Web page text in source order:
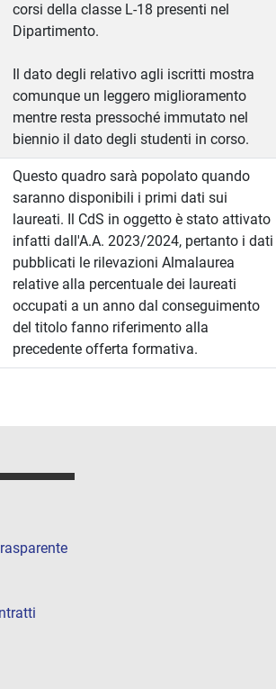
corsi della classe L-18 presenti nel
Dipartimento.
Il dato degli relativo agli iscritti mostra
comunque un leggero miglioramento
mentre resta pressoché immutato nel
biennio il dato degli studenti in corso.
Questo quadro sarà popolato quando
saranno disponibili i primi dati sui
laureati. Il CdS in oggetto è stato attivato
infatti dall'A.A. 2023/2024, pertanto i dati
pubblicati le rilevazioni Almalaurea
relative alla percentuale dei laureati
occupati a un anno dal conseguimento
del titolo fanno riferimento alla
precedente offerta formativa.